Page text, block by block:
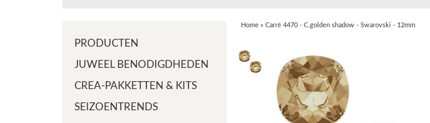
PRODUCTEN
JUWEEL BENODIGDHEDEN
CREA-PAKKETTEN & KITS
SEIZOENTRENDS
Home» Carré 4470 - C.golden shadow - Swarovski - 12mm